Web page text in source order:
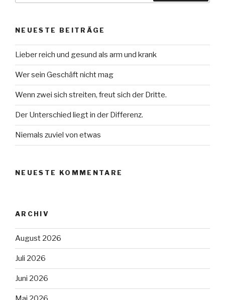
NEUESTE BEITRÄGE
Lieber reich und gesund als arm und krank
Wer sein Geschäft nicht mag
Wenn zwei sich streiten, freut sich der Dritte.
Der Unterschied liegt in der Differenz.
Niemals zuviel von etwas
NEUESTE KOMMENTARE
ARCHIV
August 2026
Juli 2026
Juni 2026